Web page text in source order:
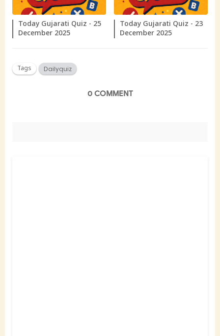
Today Gujarati Quiz - 25
December 2025
Today Gujarati Quiz - 23
December 2025
Tags Dailyquiz
0 COMMENT